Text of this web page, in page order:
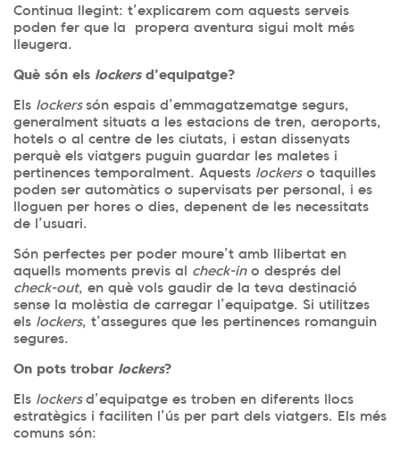
Continua llegint: t’explicarem com aquests serveis
poden fer que la propera aventura sigui molt més
lleugera.
Què són els lockersd’equipatge?
Els lockerssón espais d’emmagatzematge segurs,
generalment situats a les estacions de tren, aeroports,
hotels o al centre de les ciutats, i estan dissenyats
perquè els viatgers puguin guardar les maletes i
pertinences temporalment. Aquests lockerso taquilles
poden ser automàtics o supervisats per personal, i es
lloguen per hores o dies, depenent de les necessitats
de l’usuari.
Són perfectes per poder moure’t amb llibertat en
aquells moments previs al check-ino després del
check-out, en què vols gaudir de la teva destinació
sense la molèstia de carregar l’equipatge. Si utilitzes
els lockers, t’assegures que les pertinences romanguin
segures.
On pots trobar lockers?
Els lockersd’equipatge es troben en diferents llocs
estratègics i faciliten l’ús per part dels viatgers. Els més
comuns són: